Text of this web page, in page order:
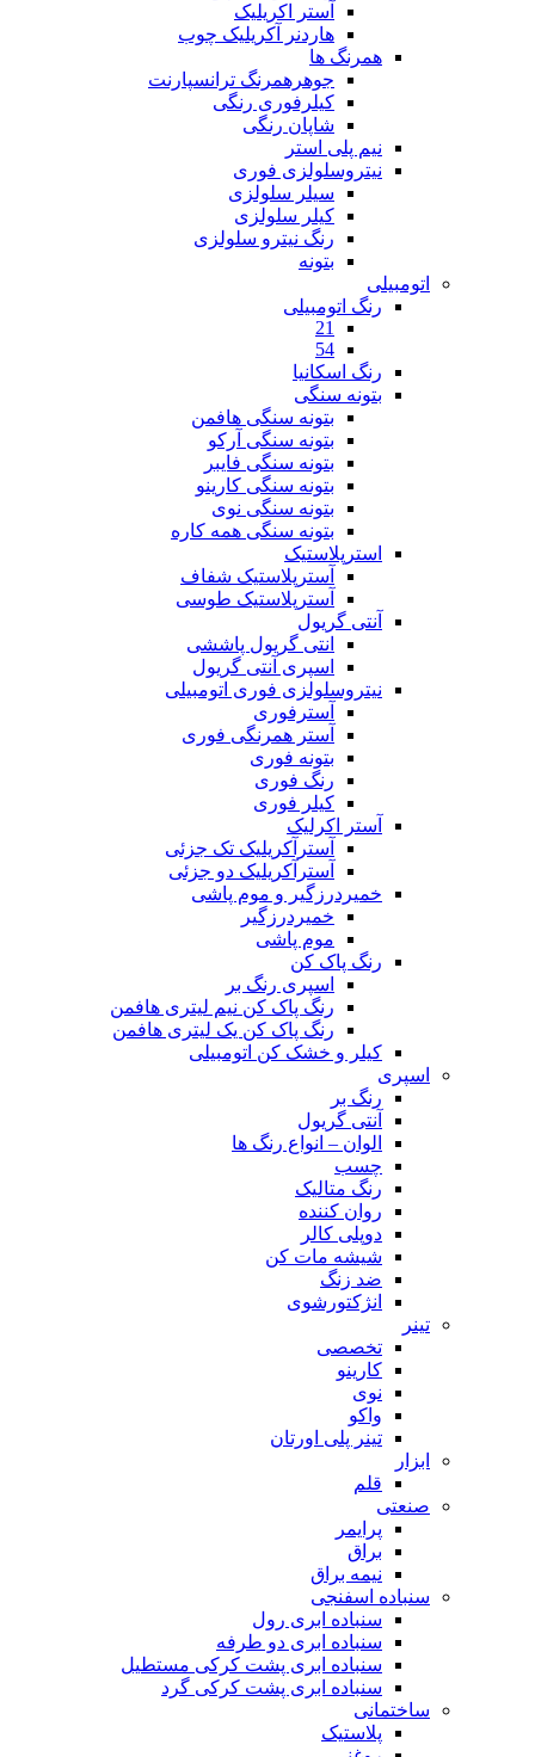
آستر اکریلیک
هاردنر آکریلیک چوب
همرنگ ها
جوهرهمرنگ ترانسپارنت
کیلرفوری رنگی
شاپان رنگی
نیم پلی استر
نیتروسلولزی فوری
سیلر سلولزی
کیلر سلولزی
رنگ نیترو سلولزی
بتونه
اتومبیلی
رنگ اتومبیلی
21
54
رنگ اسکانیا
بتونه سنگی
بتونه سنگی هافمن
بتونه سنگی آرکو
بتونه سنگی فایبر
بتونه سنگی کارینو
بتونه سنگی نوی
بتونه سنگی همه کاره
استرپلاستیک
آسترپلاستیک شفاف
آسترپلاستیک طوسی
آنتی گریول
انتی گریول پاششی
اسپری آنتی گریول
نیتروسلولزی فوری اتومبیلی
آسترفوری
آستر همرنگی فوری
بتونه فوری
رنگ فوری
کیلر فوری
آستر اکرلیک
آسترآکریلیک تک جزئی
آسترآکریلیک دو جزئی
خمیردرزگیر و موم پاشی
خمیردرزگیر
موم پاشی
رنگ پاک کن
اسپری رنگ بر
رنگ پاک کن نیم لیتری هافمن
رنگ پاک کن یک لیتری هافمن
کیلر و خشک کن اتومبیلی
اسپری
رنگ بر
آنتی گریول
الوان – انواع رنگ ها
چسب
رنگ متالیک
روان کننده
دوپلی کالر
شیشه مات کن
ضد زنگ
انژکتورشوی
تینر
تخصصی
کارینو
نوی
واکو
تینر پلی اورتان
ابزار
قلم
صنعتی
پرایمر
براق
نیمه براق
سنباده اسفنجی
سنباده ابری رول
سنباده ابری دو طرفه
سنباده ابری پشت کرکی مستطیل
سنباده ابری پشت کرکی گرد
ساختمانی
پلاستیک